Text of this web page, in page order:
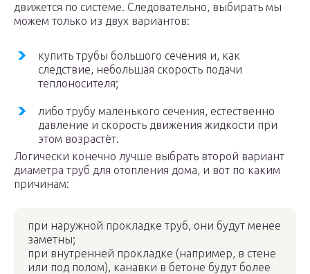
движется по системе. Следовательно, выбирать мы
можем только из двух вариантов:
купить трубы большого сечения и, как
следствие, небольшая скорость подачи
теплоносителя;
либо трубу маленького сечения, естественно
давление и скорость движения жидкости при
этом возрастёт.
Логически конечно лучше выбрать второй вариант
диаметра труб для отопления дома, и вот по каким
причинам:
при наружной прокладке труб, они будут менее
заметны;
при внутренней прокладке (например, в стене
или под полом), канавки в бетоне будут более